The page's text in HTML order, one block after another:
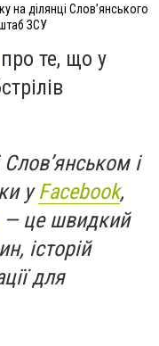
на ділянці Слов’янського
ЗСУ
про те, що у
і
уFacebook,
це швидкий
історій
для